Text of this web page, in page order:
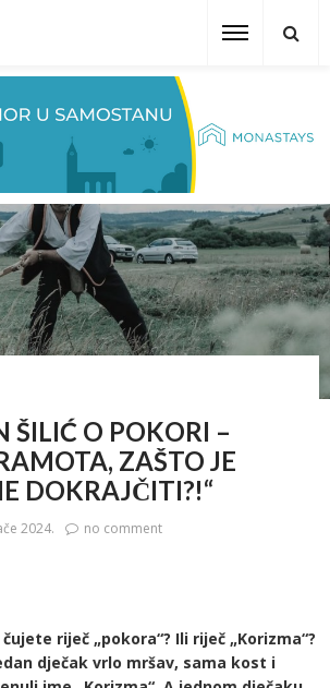
ŠILIĆ O POKORI –
ZAŠTO JE
DOKRAJČITI?!“
2024. no comment
riječ „pokora“? Ili riječ „Korizma“?
dječak vrlo mršav, sama kost i